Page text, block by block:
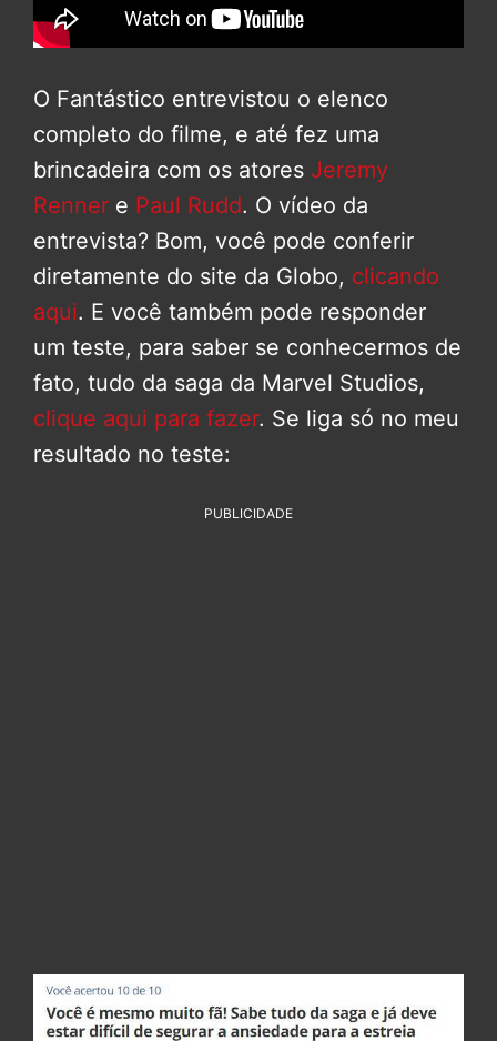
O Fantástico entrevistou o elenco
completo do filme, e até fez uma
brincadeira com os atores Jeremy
Renner e Paul Rudd. O vídeo da
entrevista? Bom, você pode conferir
diretamente do site da Globo, clicando
aqui. E você também pode responder
um teste, para saber se conhecermos de
fato, tudo da saga da Marvel Studios,
clique aqui para fazer. Se liga só no meu
resultado no teste:
PUBLICIDADE